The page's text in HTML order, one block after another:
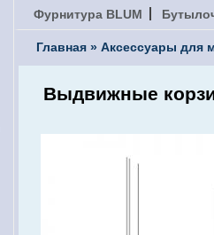
Фурнитура BLUM
Главная » Аксессуары для
Выдвижные